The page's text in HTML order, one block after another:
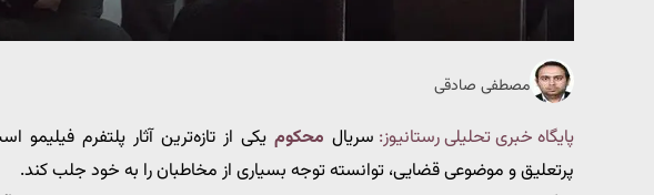
مصطفی صادقی
پایگاه خبری تحلیلی رستانیوز: سریال محکوم یکی از تازه‌ترین آثار پلتفرم
پرتعلیق و موضوعی قضایی، توانسته توجه بسیاری از مخاطبان را به خود جلب کند.